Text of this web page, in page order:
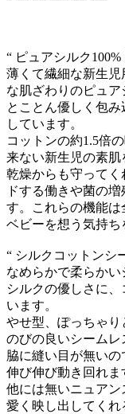
“ ピュアシルク100%
薄くて繊細な新生
な肌ざわりのピュア
とことん優しく包
しています。
コットンの約1.5倍
来ない新生児の素
乾燥からも守って
ドする働きや菌の
す。これらの機能
ベビーを想う気持ち
“ シルクコットンシ
なめらかで柔らかい
シルクの優しさに
います。
やせ型、ぽっちゃり
のびの良いシームレ
脇に縫い目が無いの
伸び伸び動き回れま
他には無いニュア
愛く映し出してくれ